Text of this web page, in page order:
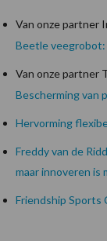
Van onze partner
Beetle veegrobot:
Van onze partner
Bescherming van
Hervorming
Freddy van de
maar innoveren is
Friendship Sports